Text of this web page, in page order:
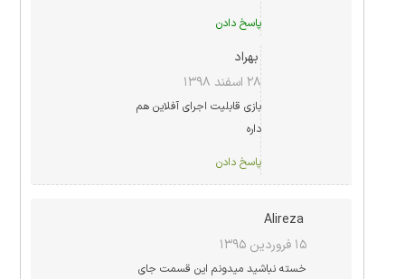
پاسخ دادن
بهراد
۲۸ اسفند ۱۳۹۸
بازی قابلیت اجرای آفلاین هم
داره
پاسخ دادن
Alireza
۱۵ فروردین ۱۳۹۵
خسته نباشید میدونم این قسمت جای